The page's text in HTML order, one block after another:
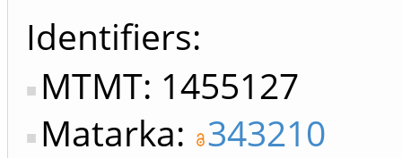
Identifiers
MTMT: 1455127
Matarka: 343210